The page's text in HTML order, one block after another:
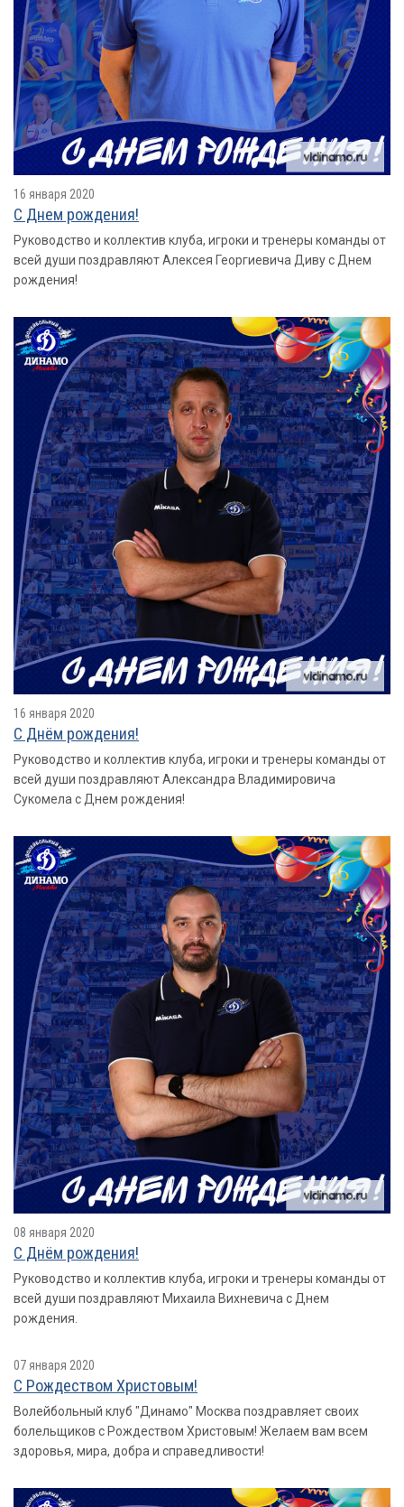
16 января 2020
С Днем рождения!
Руководство и коллектив клуба, игроки и тренеры команды от
всей души поздравляют Алексея Георгиевича Диву с Днем
рождения!
16 января 2020
С Днём рождения!
Руководство и коллектив клуба, игроки и тренеры команды от
всей души поздравляют Александра Владимировича
Сукомела с Днем рождения!
08 января 2020
С Днём рождения!
Руководство и коллектив клуба, игроки и тренеры команды от
всей души поздравляют Михаила Вихневича с Днем
рождения.
07 января 2020
С Рождеством Христовым!
Волейбольный клуб "Динамо" Москва поздравляет своих
болельщиков с Рождеством Христовым! Желаем вам всем
здоровья, мира, добра и справедливости!